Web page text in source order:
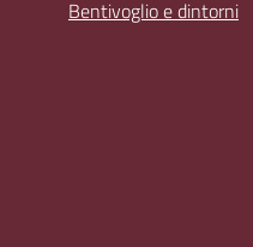
Bentivoglio e dintorni